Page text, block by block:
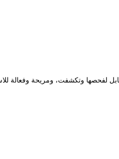
لفحصها وتكشفت، ومريحة وفعالة